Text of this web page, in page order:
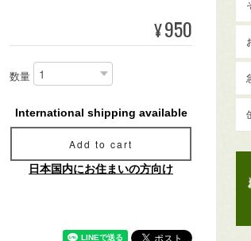
¥950
数量
International shipping available
Add to cart
日本国内にお住まいの方向け